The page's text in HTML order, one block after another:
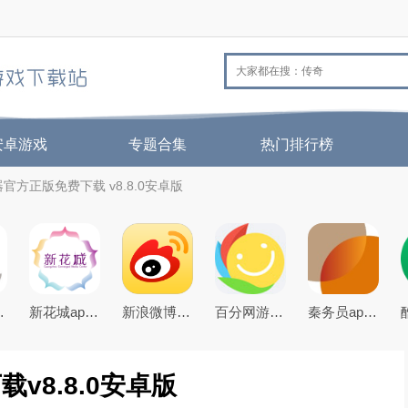
卓游戏 专题合集 热门排行榜
方正版免费下载 v8.8.0安卓版
版本 新花城app生活服务平台 新浪微博app下载2026官方最新版 百分网游戏盒子下载2026新版 秦务员app下载2026最新版
v8.8.0安卓版